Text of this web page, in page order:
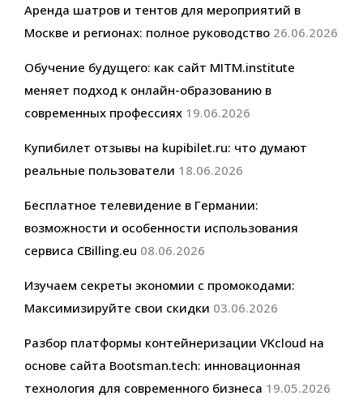
Аренда шатров и тентов для мероприятий в
Москве и регионах: полное руководство 26.06.2026
Обучение будущего: как сайт MITM.institute
меняет подход к онлайн-образованию в
современных профессиях 19.06.2026
Купибилет отзывы на kupibilet.ru: что думают
реальные пользователи 18.06.2026
Бесплатное телевидение в Германии:
возможности и особенности использования
сервиса CBilling.eu 08.06.2026
Изучаем секреты экономии с промокодами:
Максимизируйте свои скидки 03.06.2026
Разбор платформы контейнеризации VKcloud на
основе сайта Bootsman.tech: инновационная
технология для современного бизнеса 19.05.2026